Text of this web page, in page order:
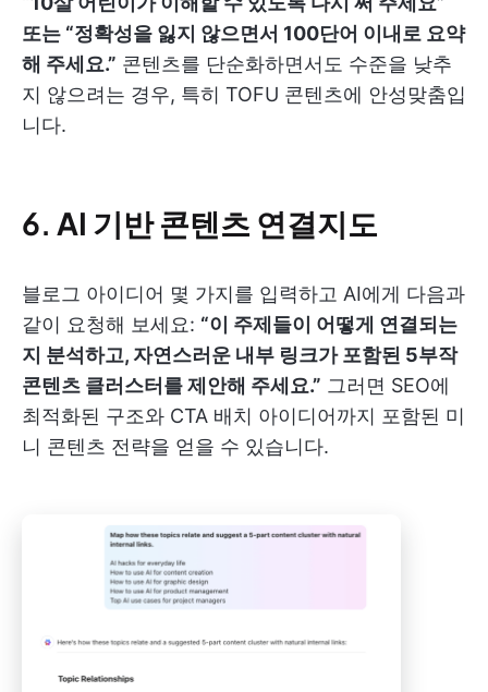
또는 “정확성을 잃지 않으면서 100단어 이내로 요약
해 주세요.” 콘텐츠를 단순화하면서도 수준을 낮추
지 않으려는 경우, 특히 TOFU 콘텐츠에 안성맞춤입
니다.
6. AI 기반 콘텐츠 연결지도
블로그 아이디어 몇 가지를 입력하고 AI에게 다음과
같이 요청해 보세요: “이 주제들이 어떻게 연결되는
지 분석하고, 자연스러운 내부 링크가 포함된 5부작
콘텐츠 클러스터를 제안해 주세요.” 그러면 SEO에
최적화된 구조와 CTA 배치 아이디어까지 포함된 미
니 콘텐츠 전략을 얻을 수 있습니다.